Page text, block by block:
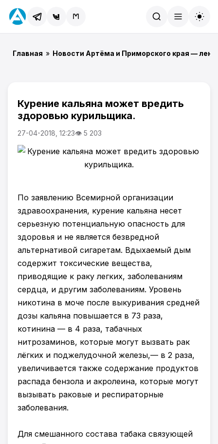
Главная » Новости Артёма и Приморского края —
Курение кальяна может вредить
здоровью курильщика.
27-04-2018, 12:23👁 5 203
По заявлению Всемирной организации
здравоохранения, курение кальяна несет
серьезную потенциальную опасность для
здоровья и не является безвредной
альтернативой сигаретам. Вдыхаемый дым
содержит токсические вещества,
приводящие к раку легких, заболеваниям
сердца, и другим заболеваниям. Уровень
никотина в моче после выкуривания средней
дозы кальяна повышается в 73 раза,
котинина — в 4 раза, табачных
нитрозаминов, которые могут вызвать рак
лёгких и поджелудочной железы,— в 2 раза,
увеличивается также содержание продуктов
распада бензола и акролеина, которые могут
вызывать раковые и респираторные
заболевания.
Для смешанного состава табака связующей